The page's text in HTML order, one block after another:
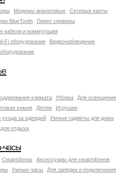
Модемы аналоговые
Сетевые карты
BlueTooth
Принт серверы
кабели и коммутация
Fi оборудование
Видеонаблюдение
климата Уборка
Для освещения
химия Детям
Игрушки
ухода за одеждой
Умные гаджеты для дома
отдыха
часы
Смартфоны
Аксессуары для смартфонов
Умные часы Для зарядки и подключения